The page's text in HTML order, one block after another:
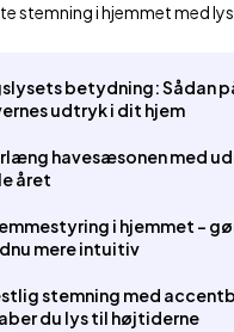
stemning i hjemmet med
betydning: Sådan
udtryk i dit hjem
havesæsonen med
året
i hjemmet –
mere intuitiv
stemning med
du lys til højtiderne